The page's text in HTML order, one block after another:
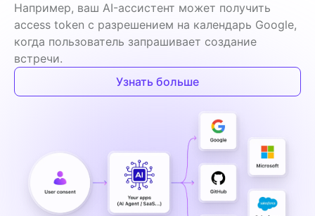
Например, ваш AI-ассистент может получить
access token с разрешением на календарь Google,
когда пользователь запрашивает создание
встречи.
Узнать больше